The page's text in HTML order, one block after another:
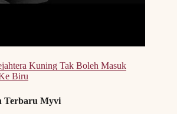
Kuning Tak Boleh Masuk
Biru
Terbaru Myvi